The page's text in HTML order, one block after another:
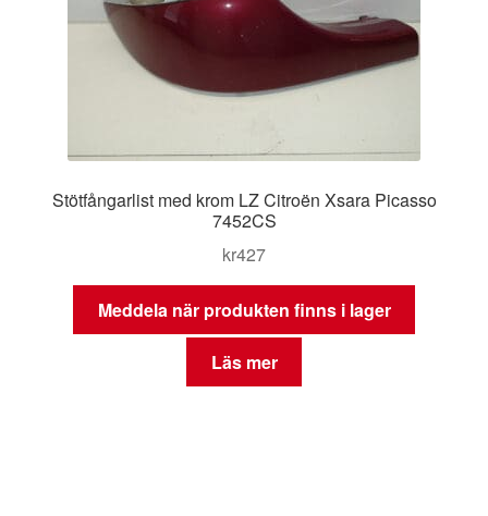
Stötfångarlist med krom LZ Citroën Xsara Picasso
7452CS
kr427
Meddela när produkten finns i lager
Läs mer